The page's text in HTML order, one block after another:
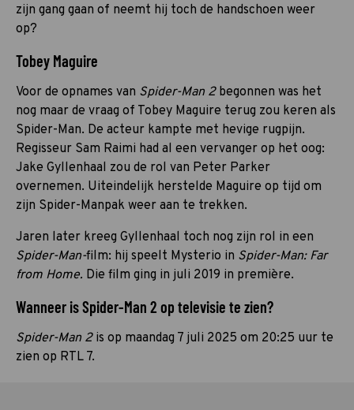
zijn gang gaan of neemt hij toch de handschoen weer
op?
Tobey Maguire
Voor de opnames van Spider-Man 2begonnen was het
nog maar de vraag of Tobey Maguire terug zou keren als
Spider-Man. De acteur kampte met hevige rugpijn.
Regisseur Sam Raimi had al een vervanger op het oog:
Jake Gyllenhaal zou de rol van Peter Parker
overnemen. Uiteindelijk herstelde Maguire op tijd om
zijn Spider-Manpak weer aan te trekken.
Jaren later kreeg Gyllenhaal toch nog zijn rol in een
Spider-Man-film: hij speelt Mysterio in Spider-Man: Far
from Home. Die film ging in juli 2019 in première.
Wanneer is Spider-Man 2 op televisie te zien?
Spider-Man 2is op maandag 7 juli 2025 om 20:25 uur te
zien op RTL 7.